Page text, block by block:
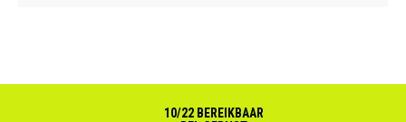
10/22 BEREIKBAAR